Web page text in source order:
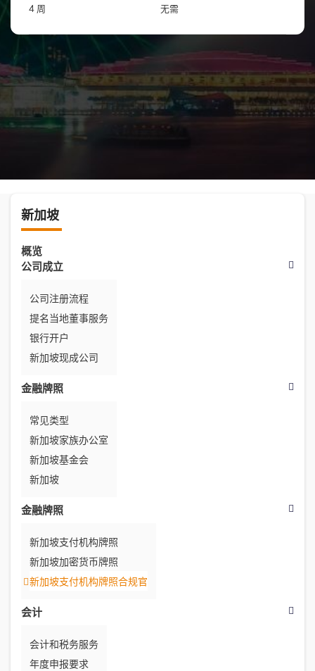
4 周
无需
新加坡
概览
公司成立
公司注册流程
提名当地董事服务
银行开户
新加坡现成公司
金融牌照
常见类型
新加坡家族办公室
新加坡基金会
新加坡
金融牌照
新加坡支付机构牌照
新加坡加密货币牌照
新加坡支付机构牌照合规官
会计
会计和税务服务
年度申报要求